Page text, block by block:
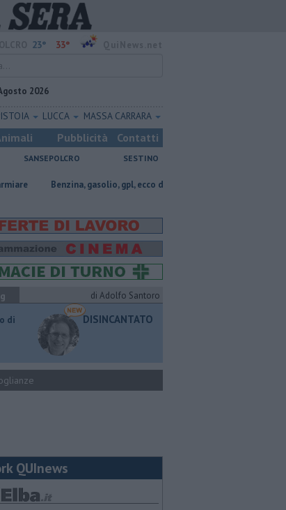
23° 33°
2026
LUCCA MASSA CARRARA
Pubblicità Contatti
SANSEPOLCRO SESTINO
​Benzina, gasolio, gpl, ecco dove risparmiare
di Adolfo Santoro
di
DISINCANTATO
QUInews